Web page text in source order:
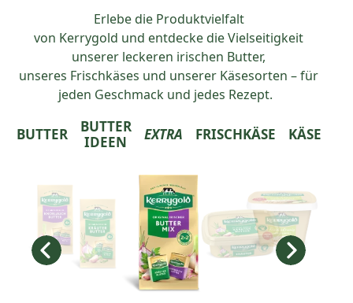
Erlebe die Produktvielfalt
von Kerrygold und entdecke die Vielseitigkeit
unserer leckeren irischen Butter,
unseres Frischkäses und unserer Käsesorten – für
jeden Geschmack und jedes Rezept.
BUTTER
BUTTER
IDEEN
EXTRA FRISCHKÄSE KÄSE